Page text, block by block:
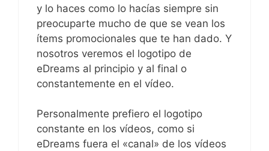
y lo haces como lo hacías siempre sin
preocuparte mucho de que se vean los
ítems promocionales que te han dado. Y
nosotros veremos el logotipo de
eDreams al principio y al final o
constantemente en el vídeo.
Personalmente prefiero el logotipo
constante en los vídeos, como si
eDreams fuera el «canal» de los vídeos